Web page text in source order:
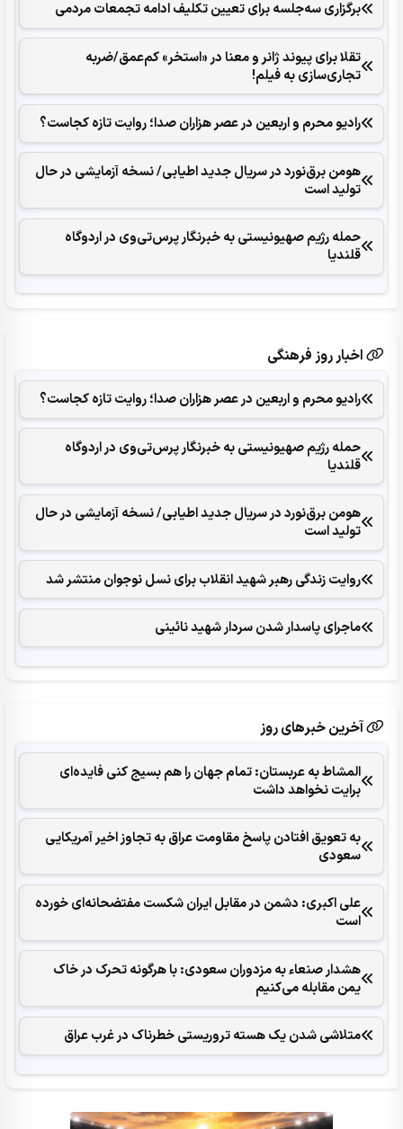
برگزاری سه‌جلسه برای تعیین تکلیف ادامه تجمعات مردمی
تقلا برای پیوند ژانر و معنا در «استخر» کم‌عمق/ضربه
تجاری‌سازی به فیلم!
رادیو محرم و اربعین در عصر هزاران صدا؛ روایت تازه کجاست؟
هومن برق‌نورد در سریال جدید اطیابی/ نسخه آزمایشی در حال
تولید است
حمله رژیم صهیونیستی به خبرنگار پرس‌تی‌وی در اردوگاه
قلندیا
اخبار روز فرهنگی
رادیو محرم و اربعین در عصر هزاران صدا؛ روایت تازه کجاست؟
حمله رژیم صهیونیستی به خبرنگار پرس‌تی‌وی در اردوگاه
قلندیا
هومن برق‌نورد در سریال جدید اطیابی/ نسخه آزمایشی در حال
تولید است
روایت زندگی رهبر شهید انقلاب برای نسل نوجوان منتشر شد
ماجرای پاسدار شدن سردار شهید نائینی
آخرین خبرهای روز
المشاط به عربستان: تمام جهان را هم بسیج کنی فایده‌ای
برایت نخواهد داشت
به تعویق افتادن پاسخ مقاومت عراق به تجاوز اخیر آمریکایی
سعودی
علی اکبری: دشمن در مقابل ایران شکست مفتضحانه‌ای خورده
است
هشدار صنعاء به مزدوران سعودی: با هرگونه تحرک در خاک
یمن مقابله می‌کنیم
متلاشی شدن یک هسته تروریستی خطرناک در غرب عراق